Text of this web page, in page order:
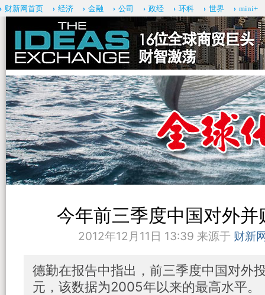
财新网首页 经济 金融 公司 政经 环科 世界 mini+
今年前三季度中国对外并
2012年12月11日 13:39 来源于 财新
德勤在报告中指出，前三季度中国对外
元，该数据为2005年以来的最高水平。